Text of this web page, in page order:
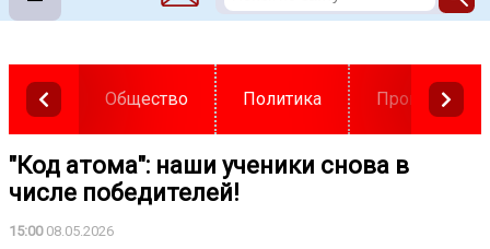
Общество Политика
"Код атома": наши ученики снова в
числе победителей!
15:0008.05.2026